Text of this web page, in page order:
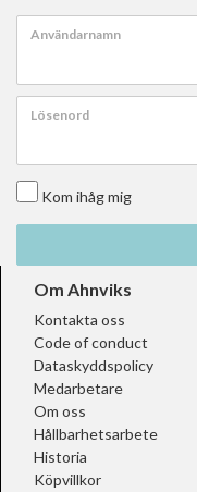
Användarnamn
Lösenord
Kom ihåg mig
Om Ahnviks
Kontakta oss
Code of conduct
Dataskyddspolicy
Medarbetare
Om oss
Hållbarhetsarbete
Historia
Köpvillkor